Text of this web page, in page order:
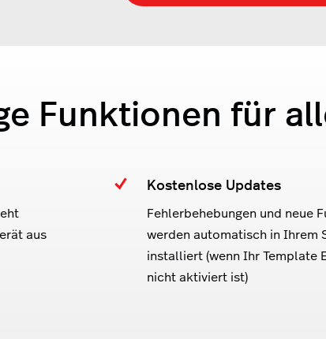
Funktionen für
aus
Kostenlose Updates
Fehlerbehebungen und neue
werden automatisch in Ihrem
installiert (wenn Ihr Template
nicht aktiviert ist)